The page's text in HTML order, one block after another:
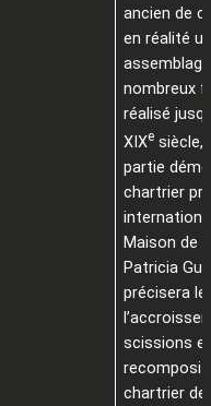
ancien de
en réalité
nombreux
réalisé
XIXe siècle,
partie
chartrier
Maison de
Patricia
précisera
scissions
chartrier de